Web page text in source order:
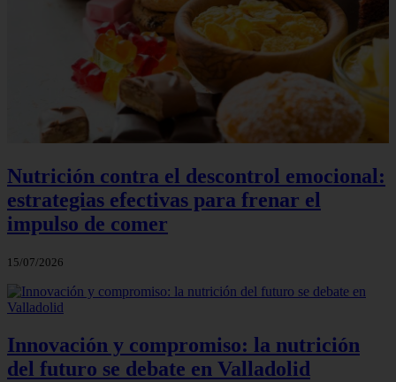
Nutrición contra el descontrol emocional:
estrategias efectivas para frenar el
impulso de comer
15/07/2026
Innovación y compromiso: la nutrición
del futuro se debate en Valladolid